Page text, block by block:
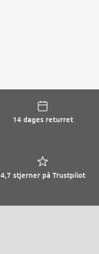
14 dages returret
4,7 stjerner på Trustpilot